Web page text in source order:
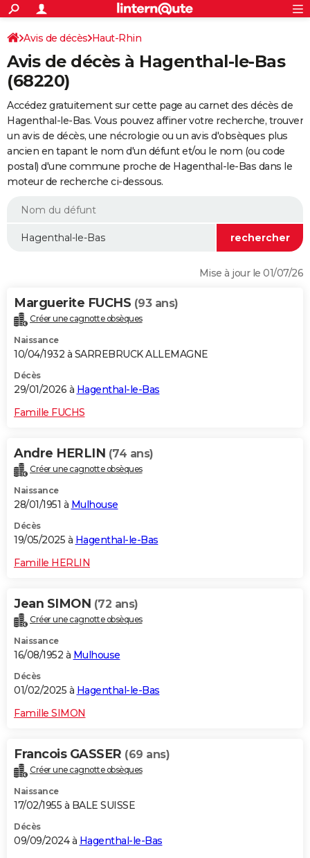
ACTUALITÉS
Politique
Société
Faits Divers
Education
Monde
Villes
+
SPORT
Coupe du monde 2026
Football
Tennis
Cyclisme
Rugby
Forum
FINANCE
Retraite
Impôts
Epargne
Immobilier
Risques naturels par ville
Banque
Assurance
Crédit
AUTO
Essais
Réserver un essai
Citadines
Berlines
SUV
Forum auto
+
HIGH-TECH
Mobiles
Meilleur smartphone
Internet
Ordinateurs
Jeux vidéo
Guide high-tech
+BRICOLAGE
Forum
Aménagement intérieur
Extérieur
Cuisine
Salle de bains
Jardinage
Rangement
WEEK-END
Guides de France
Escapades
Patrimoine
Expositions
Musées
Week-end nature
LIFESTYLE
Alimentation
Guide de la santé
Maladies
Médicaments
Sommeil
VOYAGE
Destinations
City break
Voyage nature
Voyage de noces
Forum
Climat
+PHOTO
GUIDES D'ACHAT
BONS PLANS
CARTE DE VOEUX
Dictionnaire
Biographies
Citations
Expressions
Proverbes
PROGRAMME TV
COPAINS D'AVANT
S'inscrire
Se connecter
Lycées
Collèges
Primaires
Universités
Entreprises
Service militaire
Avis de recherche
AVIS DE DÉCÈS
S'inscrire
Connexion
Avis de décès Haut-Rhin
Avis de décès à Hagenthal-le-Bas
(68220)
Accédez gratuitement sur cette page au carnet des décès de
Hagenthal-le-Bas. Vous pouvez affiner votre recherche, trouver
un avis de décès, une nécrologie ou un avis d'obsèques plus
ancien en tapant le nom d'un défunt et/ou le nom (ou code
postal) d'une commune proche de Hagenthal-le-Bas dans le
moteur de recherche ci-dessous.
Mise à jour le 01/07/26
Marguerite FUCHS (93 ans)
Créer une cagnotte obsèques
Naissance
10/04/1932 à SARREBRUCK ALLEMAGNE
Décès
29/01/2026 à Hagenthal-le-Bas
Famille FUCHS
Andre HERLIN (74 ans)
Créer une cagnotte obsèques
Naissance
28/01/1951 à Mulhouse
Décès
19/05/2025 à Hagenthal-le-Bas
Famille HERLIN
Jean SIMON (72 ans)
Créer une cagnotte obsèques
Naissance
16/08/1952 à Mulhouse
Décès
01/02/2025 à Hagenthal-le-Bas
Famille SIMON
Francois GASSER (69 ans)
Créer une cagnotte obsèques
Naissance
17/02/1955 à BALE SUISSE
Décès
09/09/2024 à Hagenthal-le-Bas